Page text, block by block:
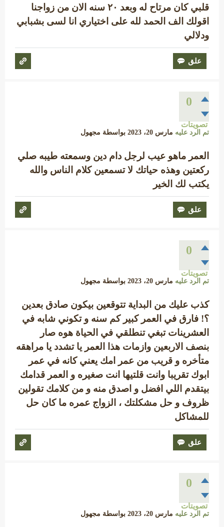
قلبي كان مرتاح له وبعد ٢٠ سنه الان من زواجنا
اقولك الف الحمد لله على اختياري انا لسى بشبابي
ودلالي
0
تصويتات
تم الرد عليه مارس 20، 2023 بواسطة مجهول
العمر ماهو عيب لرجل دام دين وسمعته طيبه صلي
ركعتين وهذه حياتك لا تسمعين كلام الناس والله
يكتب لك الخير
0
تصويتات
تم الرد عليه مارس 20، 2023 بواسطة مجهول
كذب عليك من البداية تتوقعين بيكون صادق بعدين
؟! فارق في العمر كبير كم سنه و تكوني شابه في
العشرينات تبغي تنطلقي في الحياة هوه صار
بنصف الاربعين وازمات هذا العمر يا تشدد يا مراهقه
متأخره و قريب من عمر امك يعني كانه في عمر
ابوك تقريبا وانت قلتيها انت صغيره و العمر قدامك
بيتقدم اللي افضل و اصدق منه و من كلامك تقولين
ظروف و حل مشكلتك ، الزواج عمره ما كان حل
للمشاكل
0
تصويتات
تم الرد عليه مارس 20، 2023 بواسطة مجهول